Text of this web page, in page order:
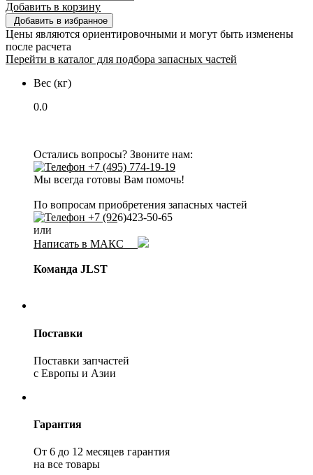
Добавить в корзину
Добавить в избранное
Цены являются ориентировочными и могут быть изменены
после расчета
Перейти в каталог для подбора запасных частей
Вес (кг)
0.0
Остались вопросы? Звоните нам:
+7 (495) 774-19-19
Мы всегда готовы Вам помочь!
По вопросам приобретения запасных частей
+7 (926)423-50-65
или
Написать в МАКС
Команда JLST
Поставки
Поставки запчастей
с Европы и Азии
Гарантия
От 6 до 12 месяцев гарантия
на все товары